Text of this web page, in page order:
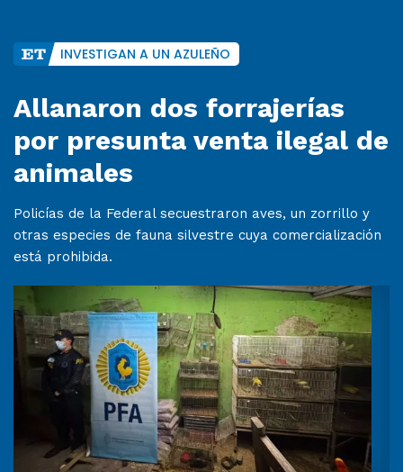
INVESTIGAN A UN AZULEÑO
Allanaron dos forrajerías
por presunta venta ilegal de
animales
Policías de la Federal secuestraron aves, un zorrillo y
otras especies de fauna silvestre cuya comercialización
está prohibida.